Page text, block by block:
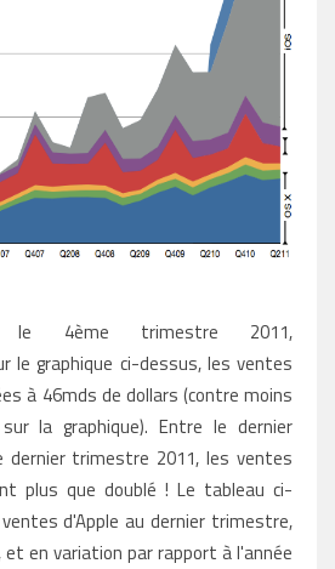
4ème trimestre 2011,
le graphique ci-dessus, les ventes
à 46mds de dollars (contre moins
la graphique). Entre le dernier
trimestre 2011, les ventes
plus que doublé ! Le tableau ci-
d'Apple au dernier trimestre,
et en variation par rapport à l'année